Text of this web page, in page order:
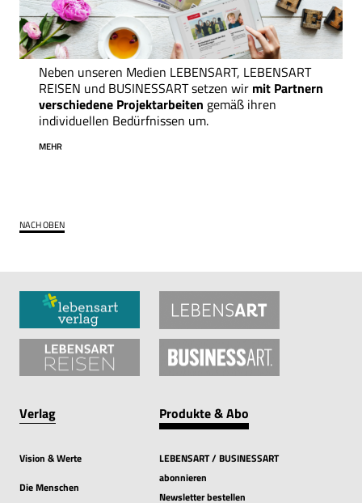
Neben unseren Medien LEBENSART, LEBENSART
REISEN und BUSINESSART setzen wir mit Partnern
verschiedene Projektarbeiten gemäß ihren
individuellen Bedürfnissen um.
MEHR
NACH OBEN
Verlag
Vision & Werte
Die Menschen
Produkte & Abo
LEBENSART / BUSINESSART
abonnieren
Newsletter bestellen